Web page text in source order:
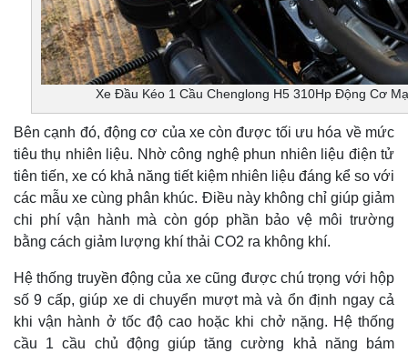
Xe Đầu Kéo 1 Cầu Chenglong H5 310Hp Động Cơ
Bên cạnh đó, động cơ của xe còn được tối ưu hóa về mức
tiêu thụ nhiên liệu. Nhờ công nghệ phun nhiên liệu điện tử
tiên tiến, xe có khả năng tiết kiệm nhiên liệu đáng kể so với
các mẫu xe cùng phân khúc. Điều này không chỉ giúp giảm
chi phí vận hành mà còn góp phần bảo vệ môi trường
bằng cách giảm lượng khí thải CO2 ra không khí.
Hệ thống truyền động của xe cũng được chú trọng với hộp
số 9 cấp, giúp xe di chuyển mượt mà và ổn định ngay cả
khi vận hành ở tốc độ cao hoặc khi chở nặng. Hệ thống
cầu 1 cầu chủ động giúp tăng cường khả năng bám